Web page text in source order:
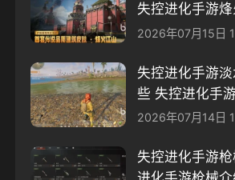
失控进化手游
2026年07月15日
失控进化手游
些 失控进化手
分享
2026年07月14日
失控进化手游